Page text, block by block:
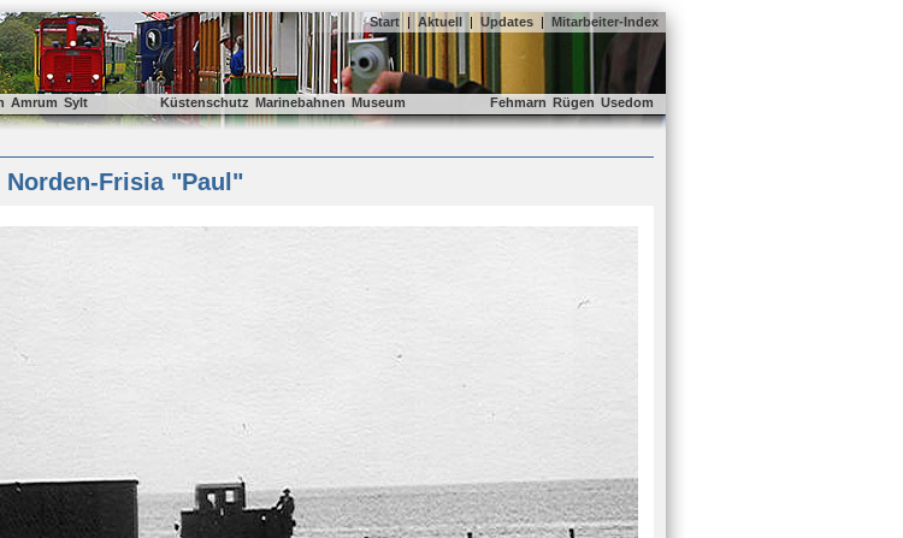
Start | Aktuell | Updates | Mitarbeiter-Index
Amrum Sylt Küstenschutz Marinebahnen Museum Fehmarn Rügen Usedom
Norden-Frisia "Paul"